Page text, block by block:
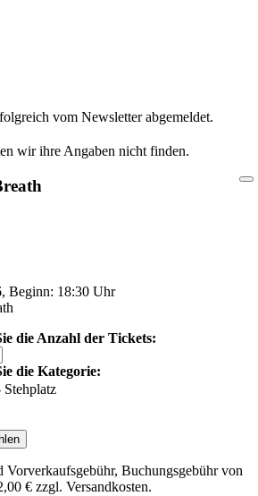
vom Newsletter abgemeldet.
wir ihre Angaben nicht finden.
Beginn: 18:30 Uhr
die Anzahl der Tickets:
die Kategorie:
Stehplatz
Buchungsgebühr von
€ zzgl. Versandkosten.